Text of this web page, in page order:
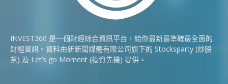
INVEST360 是一個財經綜合資訊平台，給你最新最準確最全面的
財經資訊。資料由新新聞媒體有限公司旗下的 Stocksparty (炒股
幫) 及 Let’s go Moment (投資先機) 提供。